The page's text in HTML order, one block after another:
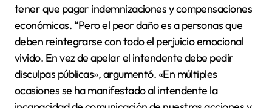
tener que pagar indemnizaciones y compensaciones
económicas. “Pero el peor daño es a personas que
deben reintegrarse con todo el perjuicio emocional
vivido. En vez de apelar el intendente debe pedir
disculpas públicas», argumentó. «En múltiples
ocasiones se ha manifestado al intendente la